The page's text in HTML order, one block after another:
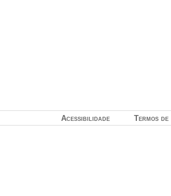
Termos
Acessibilidade